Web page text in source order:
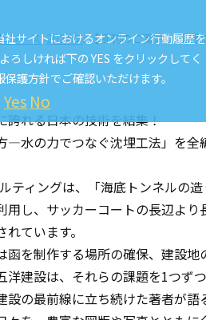
リース 2024年 【新刊のご案内】世界
誇れる日本の技術を結集！
―水の力でつなぐ沈埋工法」を
ティングは、「海底トンネルの
用し、サッカーコートの長辺よ
ています。
函を制作する場所の確保、建設
洋建設は、それらの課題を1つず
設の最前線に立ち続けた著者が
サイトにおけるオンライン行動履歴を
ろしければ下の YES をクリックしてく
保護方針でご確認いただけます。
Yes No